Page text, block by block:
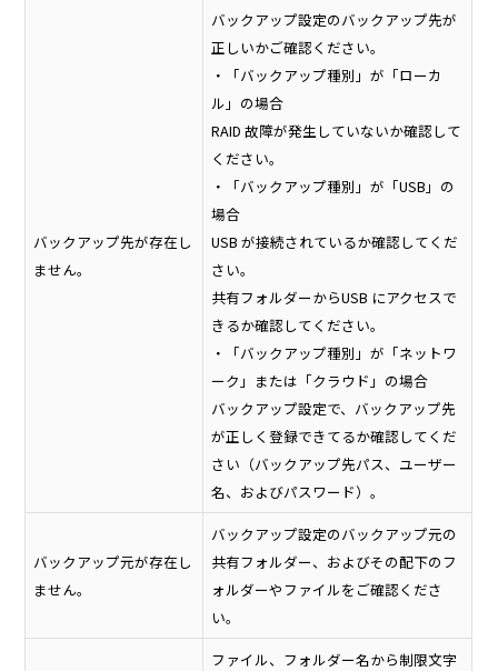
バックアップ先が存在し
ません。
バックアップ設定のバックアップ先が
正しいかご確認ください。
・「バックアップ種別」が「ローカ
ル」の場合
RAID 故障が発生していないか確認して
ください。
・「バックアップ種別」が「USB」の
場合
USB が接続されているか確認してくだ
さい。
共有フォルダーからUSB にアクセスで
きるか確認してください。
・「バックアップ種別」が「ネットワ
ーク」または「クラウド」の場合
バックアップ設定で、バックアップ先
が正しく登録できてるか確認してくだ
さい（バックアップ先パス、ユーザー
名、およびパスワード）。
バックアップ元が存在し
ません。
バックアップ設定のバックアップ元の
共有フォルダー、およびその配下のフ
ォルダーやファイルをご確認くださ
い。
ファイル、フォルダー名から制限文字